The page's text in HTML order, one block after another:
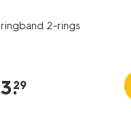
ringband 2-rings
3.
29